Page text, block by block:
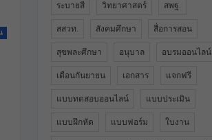
ระบายสี วิทยาศาสตร์ สพฐ.
สสวท. สังคมศึกษา สื่อการสอน
สุขพละศึกษา อนุบาล อบรมออนไลน์
เดือนกันยายน เอกสาร แจกฟรี
แบบทดสอบออนไลน์ แบบประเมิน
แบบฝึกหัด แบบฟอร์ม ใบงาน